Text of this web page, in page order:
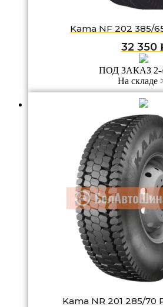
Kama NF 202 385/
32 350
ПОД ЗАКАЗ
На складе
Kama NR 201 285/70